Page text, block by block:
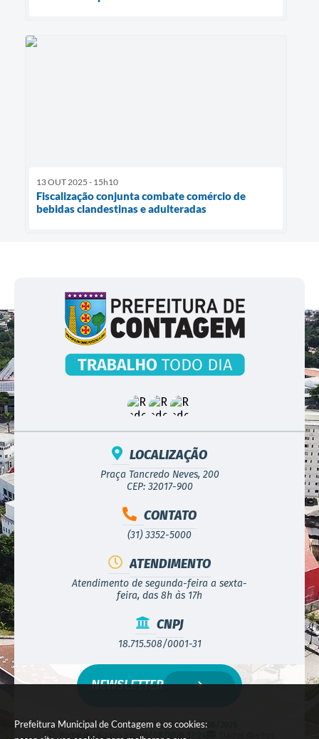
Prefeitura Municipal de Contagem e os cookies:
13 OUT 2025 - 15h10
Fiscalização conjunta combate comércio de
bebidas clandestinas e adulteradas
LOCALIZAÇÃO
Praça Tancredo Neves, 200
CEP: 32017-900
CONTATO
(31) 3352-5000
ATENDIMENTO
Atendimento de segunda-feira a sexta-
feira, das 8h às 17h
CNPJ
18.715.508/0001-31
Versão do Sistema:3.5.3 - 19/06/2026
Portal atualizado em:
06/08/2026 17:24
NEWSLETTER